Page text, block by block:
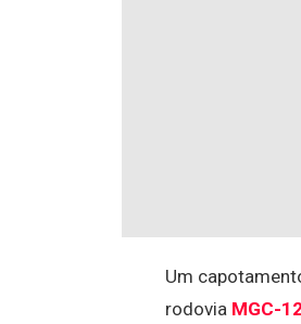
Um
rodovia MGC-